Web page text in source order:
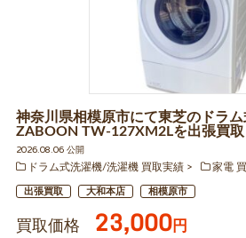
神奈川県相模原市にて東芝のドラ
ZABOON TW-127XM2Lを出張買取
2026.08.06 公開
ドラム式洗濯機/洗濯機 買取実績
家電
出張買取 大和本店 相模原市
買取価格 23,000円